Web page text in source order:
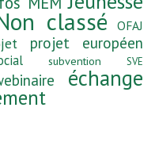
classé OFAJ
projet européen
subvention SVE
échange